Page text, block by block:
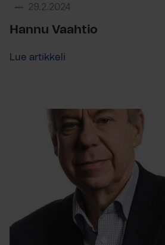
29.2.2024
Hannu Vaahtio
Lue artikkeli